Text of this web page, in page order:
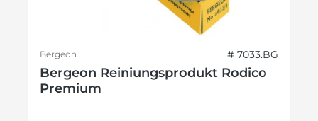
Bergeon # 7033.BG
Bergeon Reiniungsprodukt Rodico
Premium